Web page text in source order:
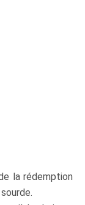
la rédemption